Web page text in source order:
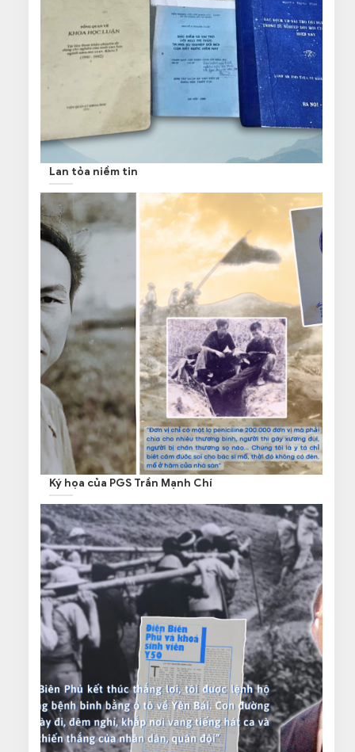
Lan tỏa niềm tin
Ký họa của PGS Trần Mạnh Chí